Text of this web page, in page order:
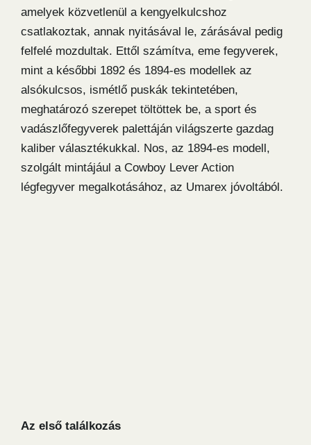
amelyek közvetlenül a kengyelkulcshoz
csatlakoztak, annak nyitásával le, zárásával pedig
felfelé mozdultak. Ettől számítva, eme fegyverek,
mint a későbbi 1892 és 1894-es modellek az
alsókulcsos, ismétlő puskák tekintetében,
meghatározó szerepet töltöttek be, a sport és
vadászlőfegyverek palettáján világszerte gazdag
kaliber választékukkal. Nos, az 1894-es modell,
szolgált mintájául a Cowboy Lever Action
légfegyver megalkotásához, az Umarex jóvoltából.
Az első találkozás